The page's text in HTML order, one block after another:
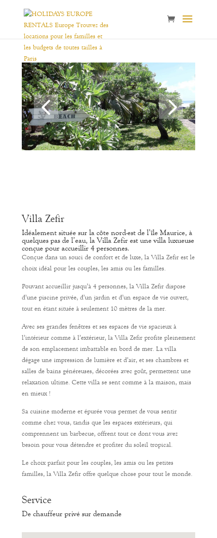
Villa Zefir
Idéalement située sur la côte nord-est de l’île Maurice, à
quelques pas de l’eau, la Villa Zefir est une villa luxueuse
conçue pour accueillir 4 personnes.
Conçue dans un souci de confort et de luxe, la Villa Zefir est le
choix idéal pour les couples, les amis ou les familles.
Pouvant accueillir jusqu’à 4 personnes, la Villa Zefir dispose
d’une piscine privée, d’un jardin et d’un espace de vie ouvert,
tout en étant située à seulement 10 mètres de la mer.
Avec ses grandes fenêtres et ses espaces de vie spacieux à
l’intérieur comme à l’extérieur, la Villa Zefir profite pleinement
de son emplacement imbattable en bord de mer. La villa
dégage une impression de lumière et d’air, et ses chambres et
salles de bains généreuses, décorées avec goût, permettent une
relaxation ultime. Cette villa se sent comme à la maison, mais
en mieux !
Sa cuisine moderne et épurée vous permet de vous sentir
comme chez vous, tandis que les espaces extérieurs, qui
comprennent un barbecue, offrent tout ce dont vous avez
besoin pour vous détendre et profiter du soleil tropical.
Le choix parfait pour les couples, les amis ou les petites
familles, la Villa Zefir offre quelque chose pour tout le monde.
Service
De chauffeur privé sur demande